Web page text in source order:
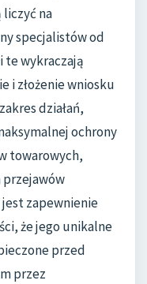
liczyć na
specjalistów od
te wykraczają
i złożenie wniosku
działań,
ochrony
towarowych,
przejawów
zapewnienie
że jego unikalne
przed
przez